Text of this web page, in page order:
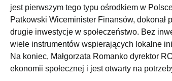
jest pierwszym tego typu ośrodkiem w
Patkowski Wiceminister Finansów,
drugie inwestycje w społeczeństwo. Bez
wiele instrumentów wspierających lokalne
Na koniec, Małgorzata Romanko dyrektor
ekonomii społecznej i jest otwarty na